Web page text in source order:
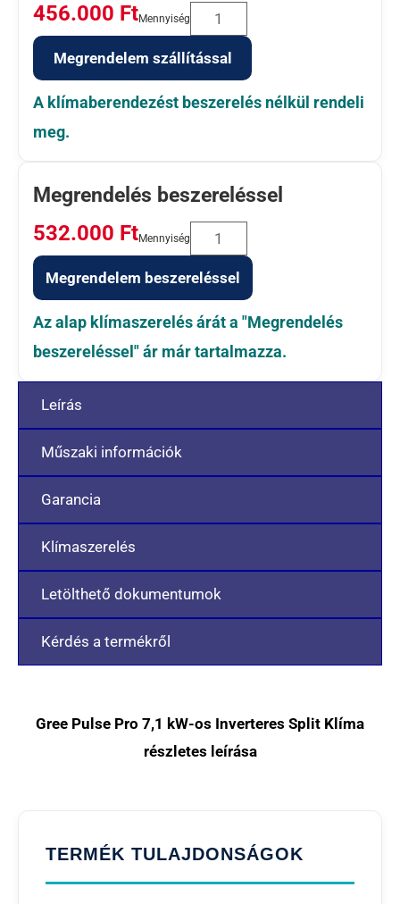
456.000 FtMennyiség
Megrendelem szállítással
A klímaberendezést beszerelés nélkül rendeli
meg.
Megrendelés beszereléssel
532.000 FtMennyiség
Megrendelem beszereléssel
Az alap klímaszerelés árát a "Megrendelés
beszereléssel" ár már tartalmazza.
Leírás
Műszaki információk
Garancia
Klímaszerelés
Letölthető dokumentumok
Kérdés a termékről
Gree Pulse Pro 7,1 kW-os Inverteres Split Klíma
részletes leírása
TERMÉK TULAJDONSÁGOK